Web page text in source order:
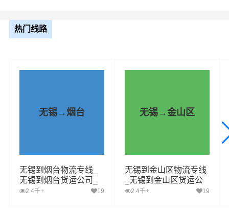
务商，为了保证无锡到英山县货物运输更加安全、及时、
时沟通，为您提供从无锡到英山县的物流运输相关延伸服
拣整理、包装、搬运装卸、运输仓储、末端派送等—站式
县物流专线服务，每一次的运输，财根无锡物流都要站在
客户的角度综合考虑时效、安全性、价格，为客户选择合
热门线路
无锡→烟台
无锡到烟台物流专线_
无锡到烟台货运公司_
无锡至烟台运输专线哪
2.4千+ 19
无锡→金山区
无锡到金山区物流专线
_无锡到金山区货运公
司_无锡至金山区运输
2.4千+ 19